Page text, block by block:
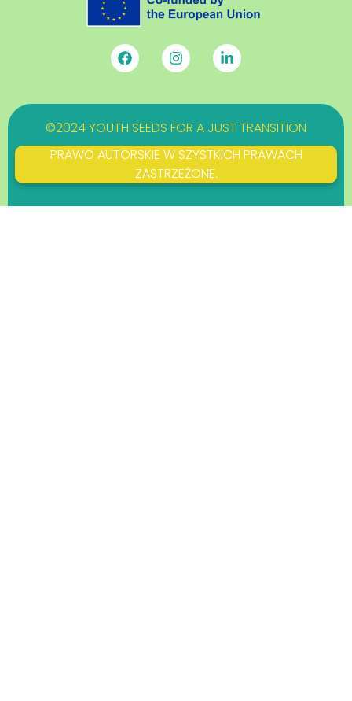
©2024 YOUTH SEEDS FOR A JUST TRANSITION
PRAWO AUTORSKIE W SZYSTKICH PRAWACH
ZASTRZEŻONE.